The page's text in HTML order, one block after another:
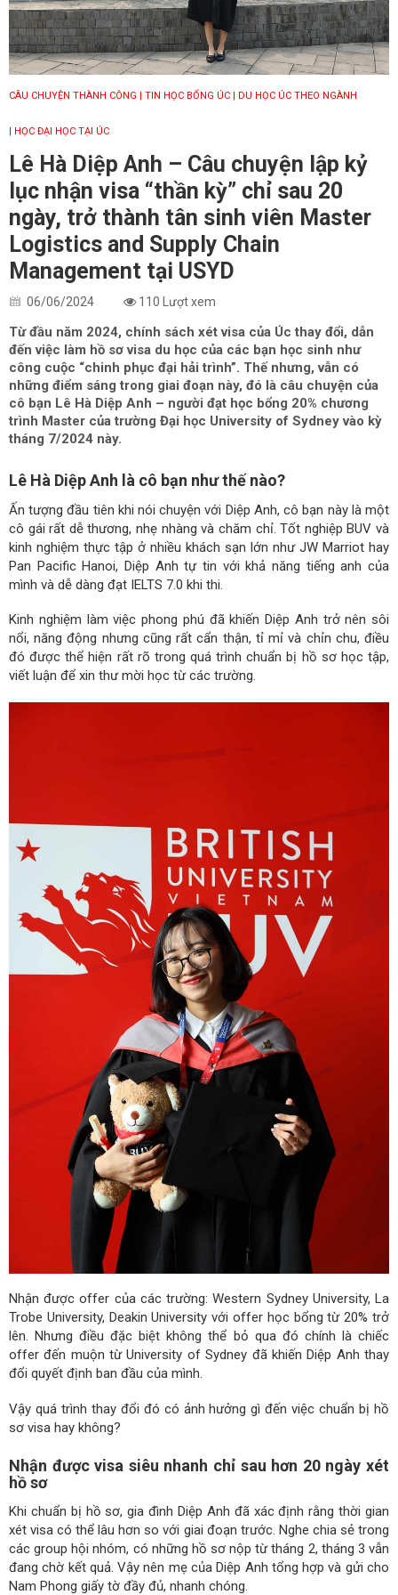
CÂU CHUYỆN THÀNH CÔNG | TIN HỌC BỔNG ÚC | DU HỌC ÚC THEO NGÀNH
| HỌC ĐẠI HỌC TẠI ÚC
Lê Hà Diệp Anh – Câu chuyện lập kỷ
lục nhận visa “thần kỳ” chỉ sau 20
ngày, trở thành tân sinh viên Master
Logistics and Supply Chain
Management tại USYD
06/06/2024 110 Lượt xem
Từ đầu năm 2024, chính sách xét visa của Úc thay đổi, dẫn
đến việc làm hồ sơ visa du học của các bạn học sinh như
công cuộc “chinh phục đại hải trình”. Thế nhưng, vẫn có
những điểm sáng trong giai đoạn này, đó là câu chuyện của
cô bạn Lê Hà Diệp Anh – người đạt học bổng 20% chương
trình Master của trường Đại học University of Sydney vào kỳ
tháng 7/2024 này.
Lê Hà Diệp Anh là cô bạn như thế nào?
Ấn tượng đầu tiên khi nói chuyện với Diệp Anh, cô bạn này là một
cô gái rất dễ thương, nhẹ nhàng và chăm chỉ. Tốt nghiệp BUV và
kinh nghiệm thực tập ở nhiều khách sạn lớn như JW Marriot hay
Pan Pacific Hanoi, Diệp Anh tự tin với khả năng tiếng anh của
mình và dễ dàng đạt IELTS 7.0 khi thi.
Kinh nghiệm làm việc phong phú đã khiến Diệp Anh trở nên sôi
nổi, năng động nhưng cũng rất cẩn thận, tỉ mỉ và chỉn chu, điều
đó được thể hiện rất rõ trong quá trình chuẩn bị hồ sơ học tập,
viết luận để xin thư mời học từ các trường.
Nhận được offer của các trường: Western Sydney University, La
Trobe University, Deakin University với offer học bổng từ 20% trở
lên. Nhưng điều đặc biệt không thể bỏ qua đó chính là chiếc
offer đến muộn từ University of Sydney đã khiến Diệp Anh thay
đổi quyết định ban đầu của mình.
Vậy quá trình thay đổi đó có ảnh hưởng gì đến việc chuẩn bị hồ
sơ visa hay không?
Nhận được visa siêu nhanh chỉ sau hơn 20 ngày xét
hồ sơ
Khi chuẩn bị hồ sơ, gia đình Diệp Anh đã xác định rằng thời gian
xét visa có thể lâu hơn so với giai đoạn trước. Nghe chia sẻ trong
các group hội nhóm, có những hồ sơ nộp từ tháng 2, tháng 3 vẫn
đang chờ kết quả. Vậy nên mẹ của Diệp Anh tổng hợp và gửi cho
Nam Phong giấy tờ đầy đủ, nhanh chóng.